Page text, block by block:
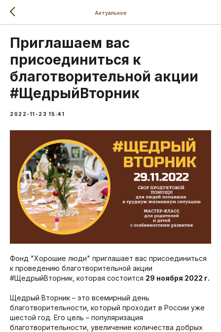
Актуальное
Приглашаем вас
присоединиться к
благотворительной акции
#ЩедрыйВторник
2022-11-23 15:41
Фонд "Хорошие люди" приглашает вас присоединиться
к проведению благотворительной акции
#ЩедрыйВторник, которая состоится 29 ноября 2022 г.
Щедрый Вторник – это всемирный день
благотворительности, который проходит в России уже
шестой год. Его цель – популяризация
благотворительности, увеличение количества добрых